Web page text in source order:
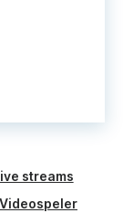
streams
Videospeler